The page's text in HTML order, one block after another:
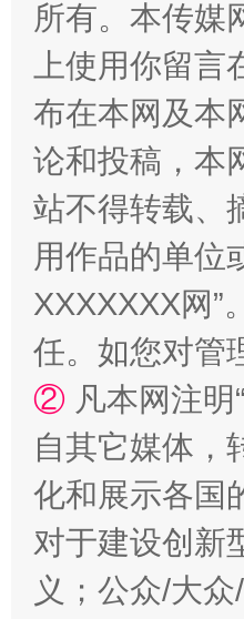
漫山遍野的桃花与雪山、麦
招工难、用工荒背
所有。本传媒
上使用你留
布在本网及本
论和投稿，本
站不得转载、
用作品的单位
XXXXXXX网”
任。如您对管
② 凡本网注
自其它媒体，
化和展示各国
对于建设创新
义；公众/大